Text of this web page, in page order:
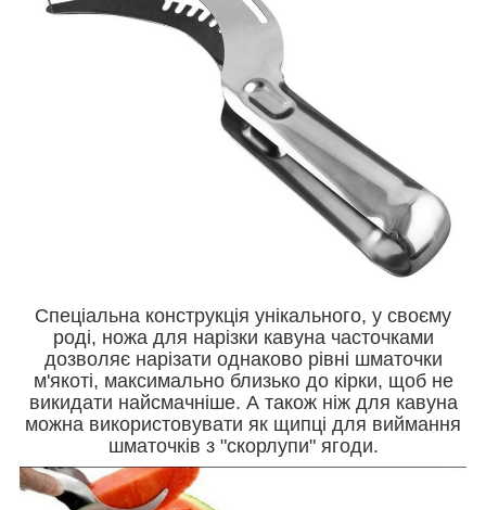
Спеціальна конструкція унікального, у своєму
роді, ножа для нарізки кавуна часточками
дозволяє нарізати однаково рівні шматочки
м'якоті, максимально близько до кірки, щоб не
викидати найсмачніше. А також ніж для кавуна
можна використовувати як щипці для виймання
шматочків з "скорлупи" ягоди.